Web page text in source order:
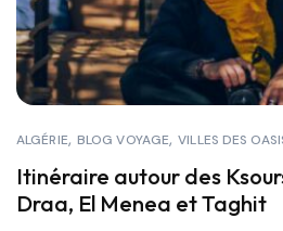
ALGÉRIE BLOG VOYAGE VILLES DES
Itinéraire autour des
Draa, El Menea et Taghit